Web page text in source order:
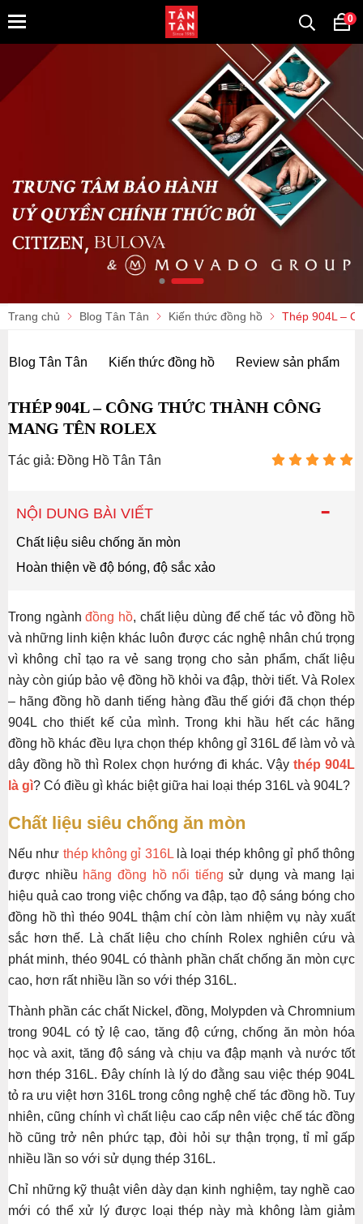
0
Trang chủ Blog Tân Tân Kiến thức đồng hồ Thép 904L –
Blog Tân Tân Kiến thức đồng hồ Review sản phẩm
THÉP 904L – CÔNG THỨC THÀNH CÔNG
MANG TÊN ROLEX
Tác giả: Đồng Hồ Tân Tân
-
NỘI DUNG BÀI VIẾT
Chất liệu siêu chống ăn mòn
Hoàn thiện về độ bóng, độ sắc xảo
Trong ngànhđồng hồ, chất liệu dùng để chế tác vỏ đồng hồ
và những linh kiện khác luôn được các nghệ nhân chú trọng
vì không chỉ tạo ra vẻ sang trọng cho sản phẩm, chất liệu
này còn giúp bảo vệ đồng hồ khỏi va đập, thời tiết. Và Rolex
– hãng đồng hồ danh tiếng hàng đầu thế giới đã chọn thép
904L cho thiết kế của mình. Trong khi hầu hết các hãng
đồng hồ khác đều lựa chọn thép không gỉ 316L để làm vỏ và
dây đồng hồ thì Rolex chọn hướng đi khác. Vậy thép 904L
là gì? Có điều gì khác biệt giữa hai loại thép 316L và 904L?
Chất liệu siêu chống ăn mòn
Nếu như thép không gỉ 316Llà loại thép không gỉ phổ thông
được nhiều hãng đồng hồ nổi tiếng sử dụng và mang lại
hiệu quả cao trong việc chống va đập, tạo độ sáng bóng cho
đồng hồ thì théo 904L thậm chí còn làm nhiệm vụ này xuất
sắc hơn thế. Là chất liệu cho chính Rolex nghiên cứu và
phát minh, théo 904L có thành phần chất chống ăn mòn cực
cao, hơn rất nhiều lần so với thép 316L.
Thành phần các chất Nickel, đồng, Molypden và Chromnium
trong 904L có tỷ lệ cao, tăng độ cứng, chống ăn mòn hóa
học và axit, tăng độ sáng và chịu va đập mạnh và nước tốt
hơn thép 316L. Đây chính là lý do đằng sau việc thép 904L
tỏ ra ưu việt hơn 316L trong công nghệ chế tác đồng hồ. Tuy
nhiên, cũng chính vì chất liệu cao cấp nên việc chế tác đồng
hồ cũng trở nên phức tạp, đòi hỏi sự thận trọng, tỉ mỉ gấp
nhiều lần so với sử dụng thép 316L.
Chỉ những kỹ thuật viên dày dạn kinh nghiệm, tay nghề cao
mới có thể xử lý được loại thép này mà không làm giảm